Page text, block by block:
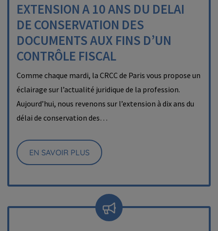
EXTENSION A 10 ANS DU DELAI
DE CONSERVATION DES
DOCUMENTS AUX FINS D’UN
CONTRÔLE FISCAL
Comme chaque mardi, la CRCC de Paris vous propose un
éclairage sur l’actualité juridique de la profession.
Aujourd’hui, nous revenons sur l’extension à dix ans du
délai de conservation des…
EN SAVOIR PLUS